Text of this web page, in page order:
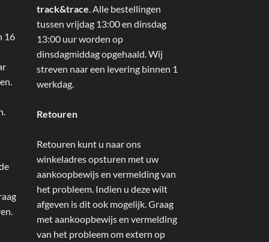
16
track&trace. Alle bestellingen
tussen vrijdag 13:00 en dinsdag
13:00 uur worden op
dinsdagmiddag opgehaald. Wij
streven naar een levering binnen 1
werkdag.
Retouren
Retouren kunt u naar ons
winkeladres opsturen met uw
aankoopbewijs en vermelding van
het probleem. Indien u deze wilt
afgeven is dit ook mogelijk. Graag
met aankoopbewijs en vermelding
van het probleem om extern op